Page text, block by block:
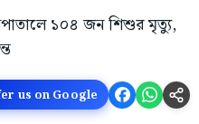
us on Google